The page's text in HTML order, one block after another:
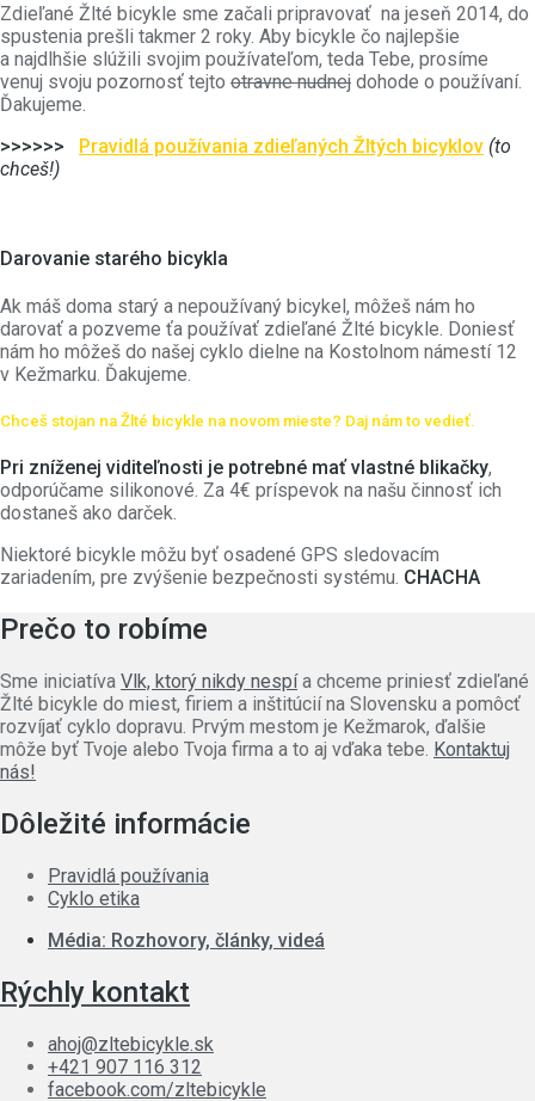
Zdieľané Žlté bicykle sme začali pripravovať na jeseň 2014, do
spustenia prešli takmer 2 roky. Aby bicykle čo najlepšie
a najdlhšie slúžili svojim používateľom, teda Tebe, prosíme
venuj svoju pozornosť tejto otravne nudnej dohode o používaní.
Ďakujeme.
>>>>>> Pravidlá používania zdieľaných Žltých bicyklov (to
chceš!)
Darovanie starého bicykla
Ak máš doma starý a nepoužívaný bicykel, môžeš nám ho
darovať a pozveme ťa používať zdieľané Žlté bicykle. Doniesť
nám ho môžeš do našej cyklo dielne na Kostolnom námestí 12
v Kežmarku. Ďakujeme.
Chceš stojan na Žlté bicykle na novom mieste? Daj nám to vedieť.
Pri zníženej viditeľnosti je potrebné mať vlastné blikačky,
odporúčame silikonové. Za 4€ príspevok na našu činnosť ich
dostaneš ako darček.
Niektoré bicykle môžu byť osadené GPS sledovacím
zariadením, pre zvýšenie bezpečnosti systému. CHACHA
Prečo to robíme
Sme iniciatíva Vlk, ktorý nikdy nespía chceme priniesť zdieľané
Žlté bicykle do miest, firiem a inštitúcií na Slovensku a pomôcť
rozvíjať cyklo dopravu. Prvým mestom je Kežmarok, ďalšie
môže byť Tvoje alebo Tvoja firma a to aj vďaka tebe. Kontaktuj
nás!
Dôležité informácie
Pravidlá používania
Cyklo etika
Média: Rozhovory, články, videá
Rýchly kontakt
ahoj@zltebicykle.sk
+421 907 116 312
facebook.com/zltebicykle